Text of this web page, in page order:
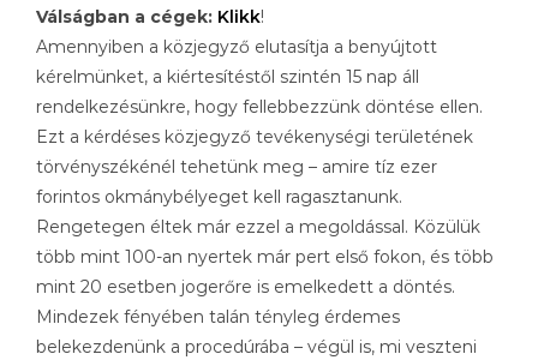
Válságban a cégek: Klikk!
Amennyiben a közjegyző elutasítja a benyújtott
kérelmünket, a kiértesítéstől szintén 15 nap áll
rendelkezésünkre, hogy fellebbezzünk döntése ellen.
Ezt a kérdéses közjegyző tevékenységi területének
törvényszékénél tehetünk meg – amire tíz ezer
forintos okmánybélyeget kell ragasztanunk.
Rengetegen éltek már ezzel a megoldással. Közülük
több mint 100-an nyertek már pert első fokon, és több
mint 20 esetben jogerőre is emelkedett a döntés.
Mindezek fényében talán tényleg érdemes
belekezdenünk a procedúrába – végül is, mi veszteni